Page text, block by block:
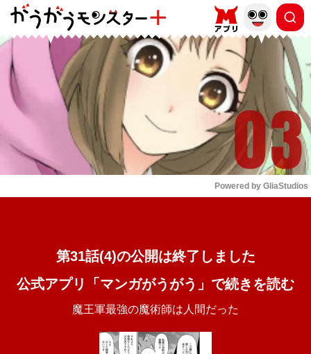
もっと読む
Powered by GliaStudios
第31話(4)の公開は終了しました
公式アプリ「マンガがうがう」で続きを読む
魔王軍最強の魔術師は人間だった